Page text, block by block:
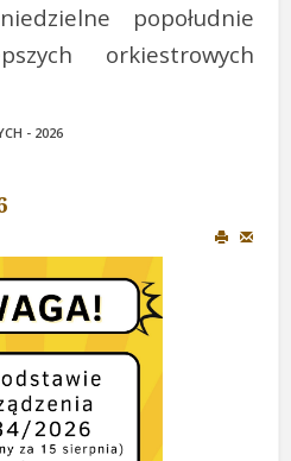
popołudnie
orkiestrowych
- 2026